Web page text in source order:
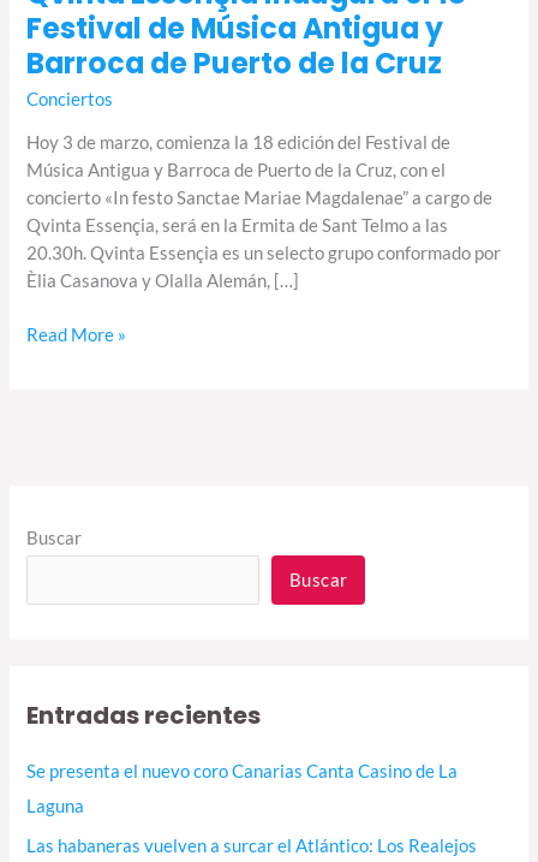
Festival de Música Antigua y
Barroca de Puerto de la Cruz
Conciertos
Hoy 3 de marzo, comienza la 18 edición del Festival de
Música Antigua y Barroca de Puerto de la Cruz, con el
concierto «In festo Sanctae Mariae Magdalenae” a cargo de
Qvinta Essençia, será en la Ermita de Sant Telmo a las
20.30h. Qvinta Essençia es un selecto grupo conformado por
Èlia Casanova y Olalla Alemán, […]
Read More »
Buscar
Buscar
Entradas recientes
Se presenta el nuevo coro Canarias Canta Casino de La
Laguna
Las habaneras vuelven a surcar el Atlántico: Los Realejos